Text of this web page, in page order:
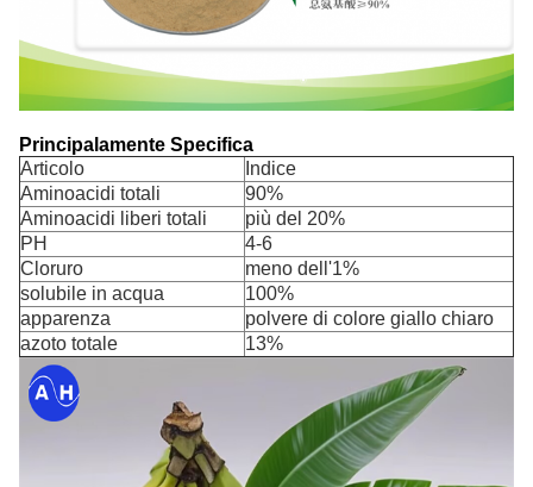
Principalamente Specifica
Articolo
Indice
Aminoacidi totali
90%
Aminoacidi liberi totali
più del 20%
PH
4-6
Cloruro
meno dell'1%
solubile in acqua
100%
apparenza
polvere di colore giallo chiaro
azoto totale
13%